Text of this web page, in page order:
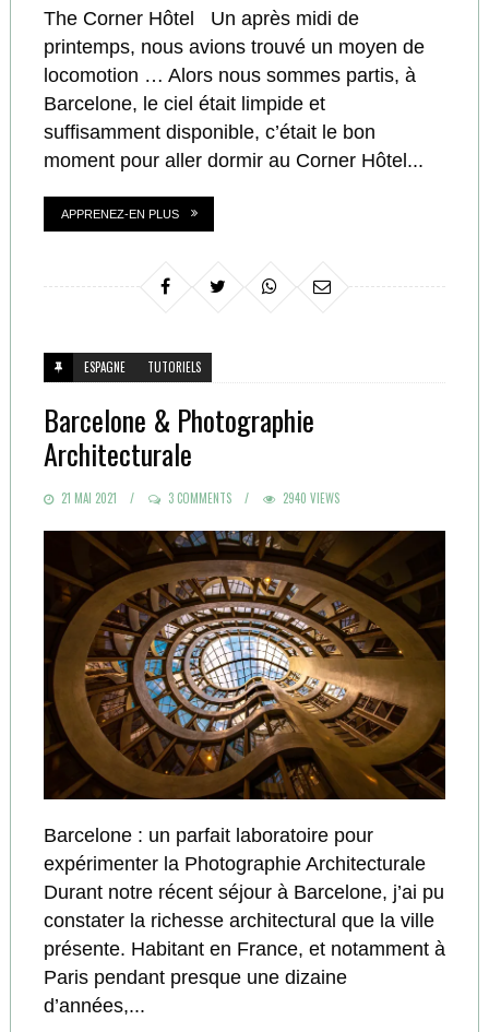
The Corner Hôtel Un après midi de
printemps, nous avions trouvé un moyen de
locomotion … Alors nous sommes partis, à
Barcelone, le ciel était limpide et
suffisamment disponible, c’était le bon
moment pour aller dormir au Corner Hôtel...
APPRENEZ-EN PLUS
ESPAGNE TUTORIELS
Barcelone & Photographie
Architecturale
POSTED
21 MAI 2021 3 COMMENTS 2940 VIEWS
Barcelone : un parfait laboratoire pour
expérimenter la Photographie Architecturale
Durant notre récent séjour à Barcelone, j’ai pu
constater la richesse architectural que la ville
présente. Habitant en France, et notamment à
Paris pendant presque une dizaine
d’années,...